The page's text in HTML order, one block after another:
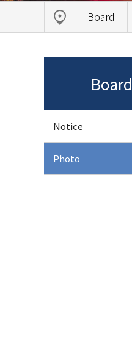
Board
Board
Notice
Photo